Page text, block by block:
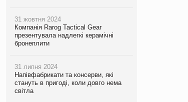
31 жовтня 2024
Компанія Rarog Tactical Gear
презентувала надлегкі керамічні
бронеплити
31 липня 2024
Напівфабрикати та консерви, які
стануть в пригоді, коли довго нема
світла